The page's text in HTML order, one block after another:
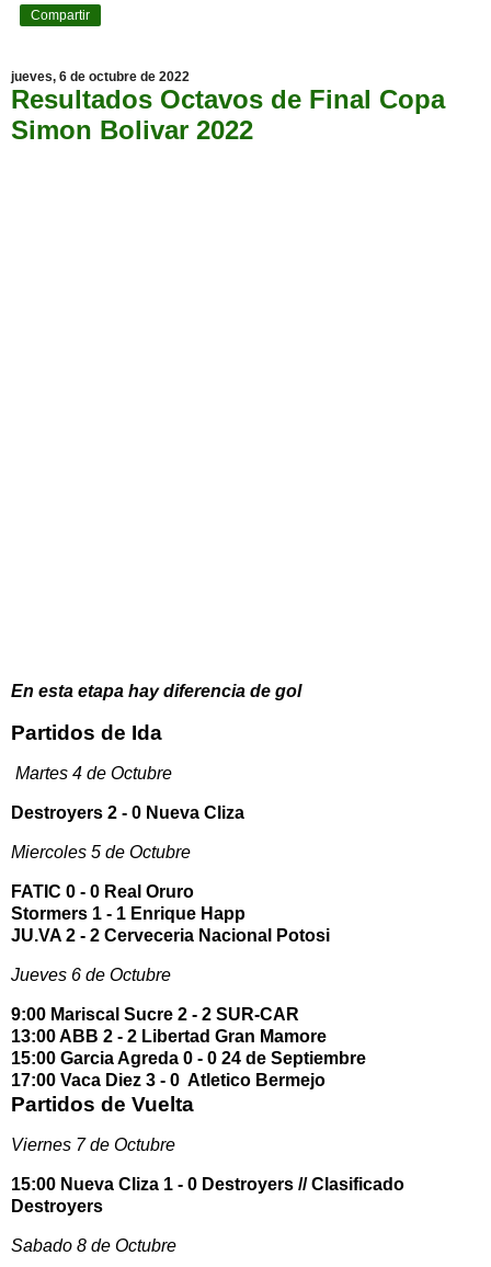
Compartir
jueves, 6 de octubre de 2022
Resultados Octavos de Final Copa
Simon Bolivar 2022
En esta etapa hay diferencia de gol
Partidos de Ida
Martes 4 de Octubre
Destroyers 2 - 0 Nueva Cliza
Miercoles 5 de Octubre
FATIC 0 - 0 Real Oruro
Stormers 1 - 1 Enrique Happ
JU.VA 2 - 2 Cerveceria Nacional Potosi
Jueves 6 de Octubre
9:00 Mariscal Sucre 2 - 2 SUR-CAR
13:00 ABB 2 - 2 Libertad Gran Mamore
15:00 Garcia Agreda 0 - 0 24 de Septiembre
17:00 Vaca Diez 3 - 0 Atletico Bermejo
Partidos de Vuelta
Viernes 7 de Octubre
15:00 Nueva Cliza 1 - 0 Destroyers // Clasificado
Destroyers
Sabado 8 de Octubre